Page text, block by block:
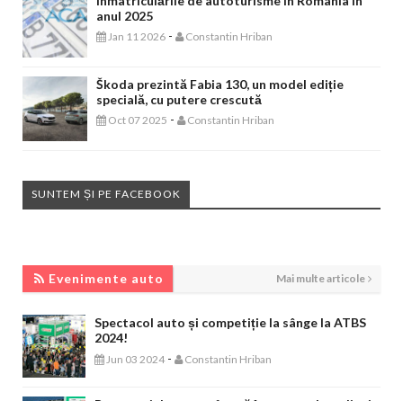
anul 2025
Jan 11 2026 - Constantin Hriban
Škoda prezintă Fabia 130, un model ediție
specială, cu putere crescută
Oct 07 2025 - Constantin Hriban
SUNTEM ȘI PE FACEBOOK
Evenimente auto Mai multe articole
Spectacol auto și competiție la sânge la ATBS
2024!
Jun 03 2024 - Constantin Hriban